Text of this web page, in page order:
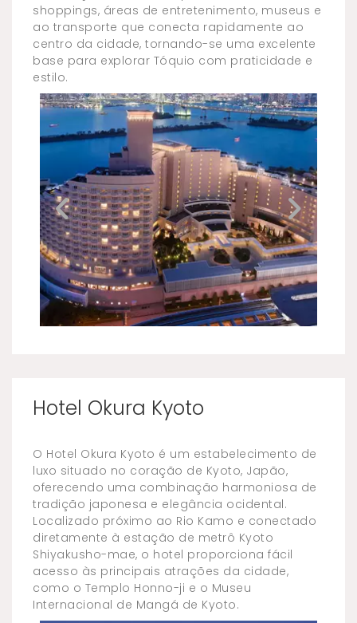
shoppings, áreas de entretenimento, museus e
ao transporte que conecta rapidamente ao
centro da cidade, tornando-se uma excelente
base para explorar Tóquio com praticidade e
estilo.
Hotel Okura Kyoto
O Hotel Okura Kyoto é um estabelecimento de
luxo situado no coração de Kyoto, Japão,
oferecendo uma combinação harmoniosa de
tradição japonesa e elegância ocidental.
Localizado próximo ao Rio Kamo e conectado
diretamente à estação de metrô Kyoto
Shiyakusho-mae, o hotel proporciona fácil
acesso às principais atrações da cidade,
como o Templo Honno-ji e o Museu
Internacional de Mangá de Kyoto.